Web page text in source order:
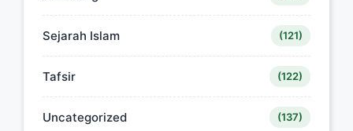
Sejarah Islam (121)
Tafsir (122)
Uncategorized (137)